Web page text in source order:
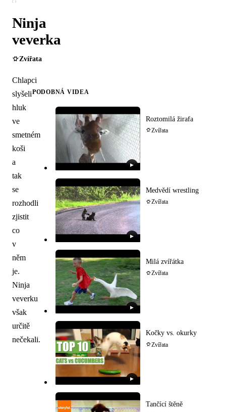
Ninja
veverka
Zvířata
Chlapci
slyšeli
hluk
ve
smetném
koši
a
tak
se
rozhodli
zjistit
co
v
něm
je.
Ninja
veverku
však
určitě
nečekali.
PODOBNÁ VIDEA
▶
Roztomilá žirafa
Zvířata
▶
Medvědí wrestling
Zvířata
▶
Milá zvířátka
Zvířata
▶
Kočky vs. okurky
Zvířata
Tančící štěně